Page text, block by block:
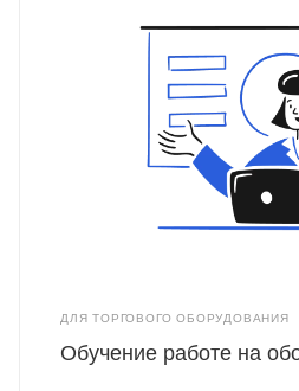
ДЛЯ ТОРГОВОГО ОБОРУДОВАНИЯ
Обучение работе на